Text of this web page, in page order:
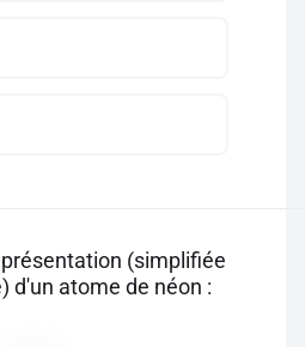
(simplifiée
d'un atome de néon :